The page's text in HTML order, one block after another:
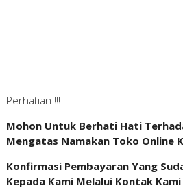
Perhatian !!!
Mohon Untuk Berhati Hati
Mengatas Namakan Toko Online
Konfirmasi Pembayaran Yang
Kepada Kami Melalui Kontak